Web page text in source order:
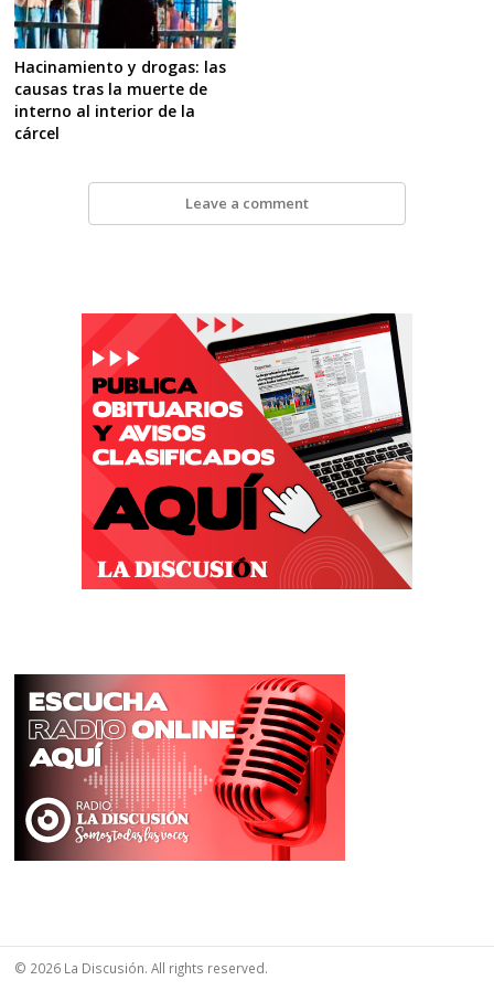
Hacinamiento y drogas: las
causas tras la muerte de
interno al interior de la
cárcel
Leave a comment
© 2026 La Discusión. All rights reserved.